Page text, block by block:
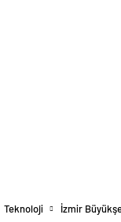
Teknoloji İzmir